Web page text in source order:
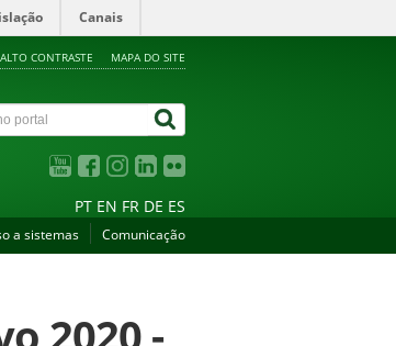
Canais
ALTO CONTRASTE MAPA DO SITE
PT EN FR DE ES
a sistemas Comunicação